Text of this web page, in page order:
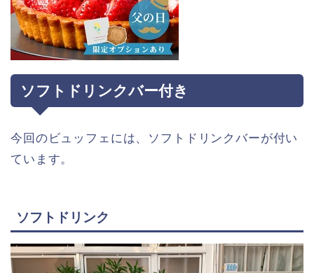
ソフトドリンクバー付き
今回のビュッフェには、ソフトドリンクバーが付い
ています。
ソフトドリンク